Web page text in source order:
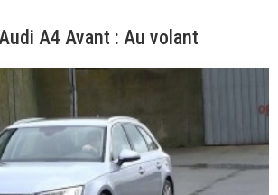
A4 Avant : Au volant